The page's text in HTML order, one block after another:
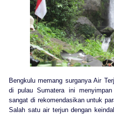
Bengkulu memang surganya Air
di pulau Sumatera ini
sangat di rekomendasikan untuk
Salah satu air terjun dengan